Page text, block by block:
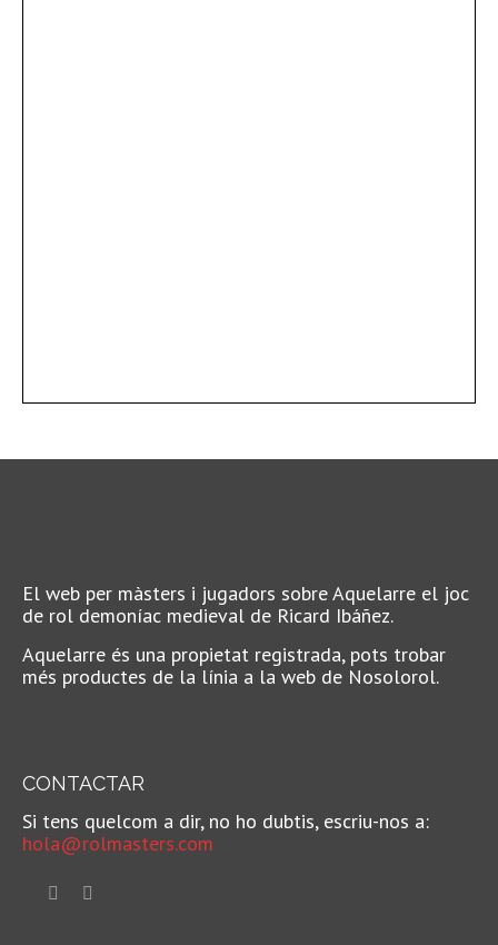
El web per màsters i jugadors sobre Aquelarre el joc
de rol demoníac medieval de Ricard Ibáñez.
Aquelarre és una propietat registrada, pots trobar
més productes de la línia a la web de Nosolorol.
CONTACTAR
Si tens quelcom a dir, no ho dubtis, escriu-nos a:
hola@rolmasters.com